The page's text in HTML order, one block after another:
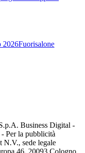
2026Fuorisalone
Business Digital -
Per la pubblicità
sede legale